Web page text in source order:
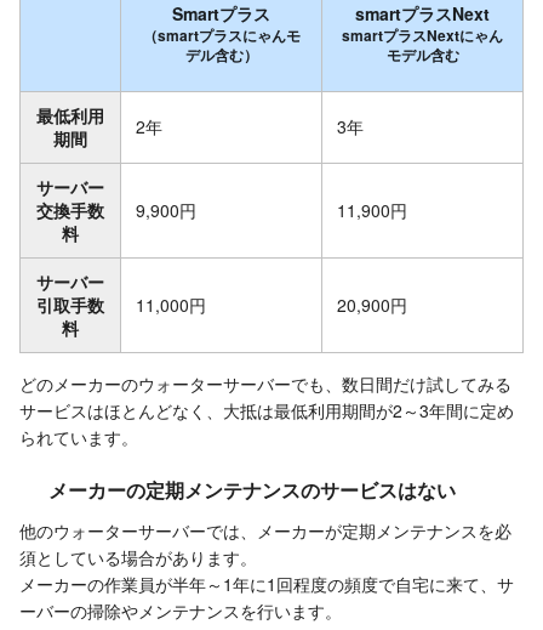
Smartプラス
（smartプラスにゃんモ
デル含む）
smartプラスNext
smartプラスNextにゃん
モデル含む
最低利用
期間
2年 3年
サーバー
交換手数
料
9,900円 11,900円
サーバー
引取手数
料
11,000円 20,900円
どのメーカーのウォーターサーバーでも、数日間だけ試してみる
サービスはほとんどなく、大抵は最低利用期間が2～3年間に定め
られています。
メーカーの定期メンテナンスのサービスはない
他のウォーターサーバーでは、メーカーが定期メンテナンスを必
須としている場合があります。
メーカーの作業員が半年～1年に1回程度の頻度で自宅に来て、サ
ーバーの掃除やメンテナンスを行います。